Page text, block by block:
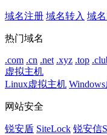
域名注册 域名转入 域
热门域名
.com .cn .net .xyz .top
虚拟主机
Linux虚拟主机
网站安全
锐安盾 SiteLock 锐安信